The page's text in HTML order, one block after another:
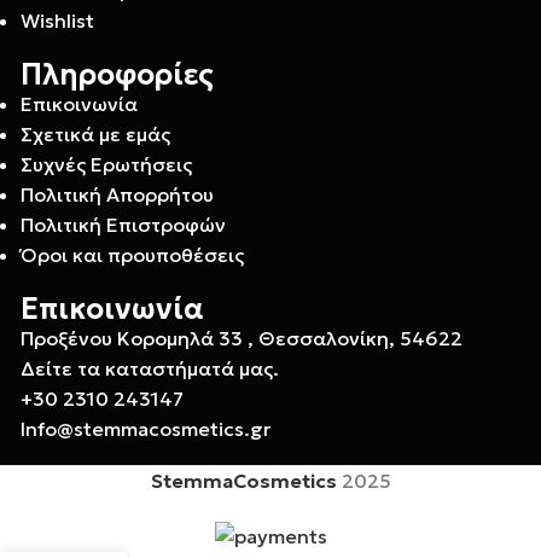
Wishlist
Πληροφορίες
Επικοινωνία
Σχετικά με εμάς
Συχνές Ερωτήσεις
Πολιτική Απορρήτου
Πολιτική Επιστροφών
Όροι και προυποθέσεις
Επικοινωνία
Προξένου Κορομηλά 33 , Θεσσαλονίκη, 54622
Δείτε τα καταστήματά μας.
+30 2310 243147
Info@stemmacosmetics.gr
StemmaCosmetics 2025